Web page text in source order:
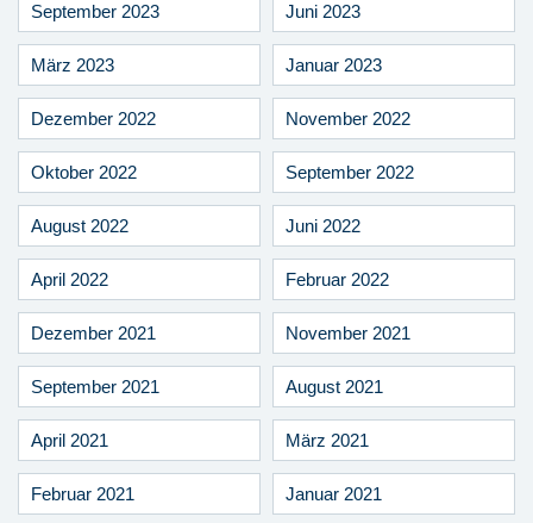
September 2023 Juni 2023
März 2023 Januar 2023
Dezember 2022 November 2022
Oktober 2022 September 2022
August 2022 Juni 2022
April 2022 Februar 2022
Dezember 2021 November 2021
September 2021 August 2021
April 2021 März 2021
Februar 2021 Januar 2021